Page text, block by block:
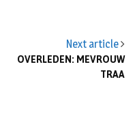
Next article
OVERLEDEN: MEVROUW
TRAA